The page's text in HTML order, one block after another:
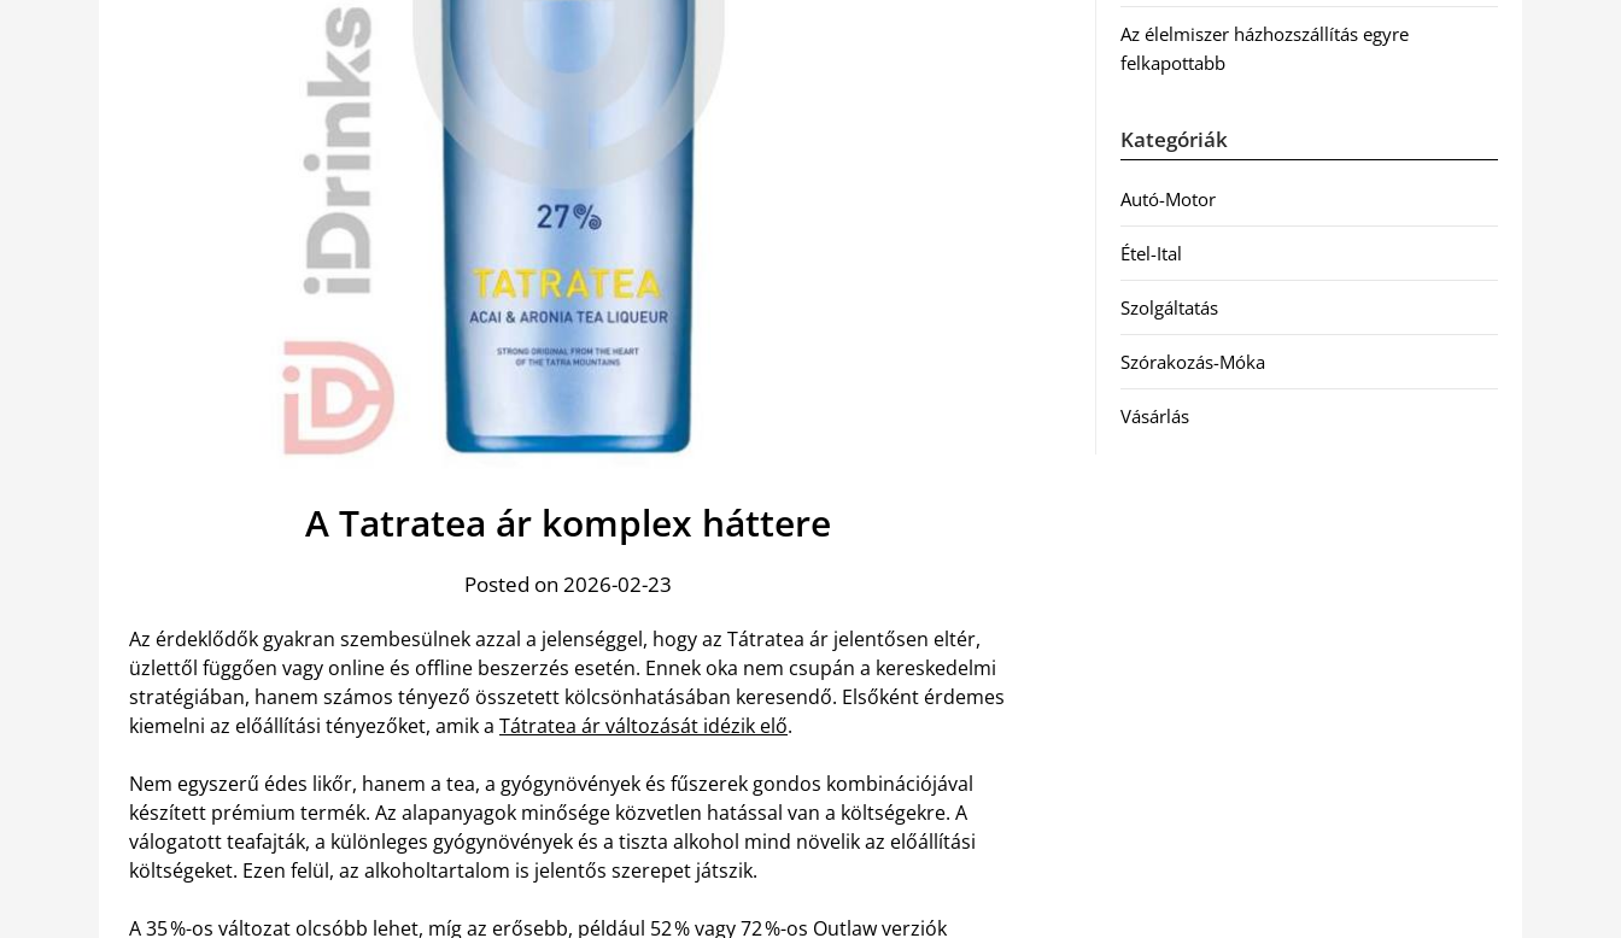
A Tatratea ár komplex háttere
Posted on 2026-02-23
Az érdeklődők gyakran szembesülnek azzal a jelenséggel, hogy az Tátratea ár jelentősen eltér,
üzlettől függően vagy online és offline beszerzés esetén. Ennek oka nem csupán a kereskedelmi
stratégiában, hanem számos tényező összetett kölcsönhatásában keresendő. Elsőként érdemes
kiemelni az előállítási tényezőket, amik a Tátratea ár változását idézik elő.
Nem egyszerű édes likőr, hanem a tea, a gyógynövények és fűszerek gondos kombinációjával
készített prémium termék. Az alapanyagok minősége közvetlen hatással van a költségekre. A
válogatott teafajták, a különleges gyógynövények és a tiszta alkohol mind növelik az előállítási
költségeket. Ezen felül, az alkoholtartalom is jelentős szerepet játszik.
A 35 %-os változat olcsóbb lehet, míg az erősebb, például 52 % vagy 72 %-os Outlaw verziók
Az élelmiszer házhozszállítás egyre
felkapottabb
Kategóriák
Autó-Motor
Étel-Ital
Szolgáltatás
Szórakozás-Móka
Vásárlás